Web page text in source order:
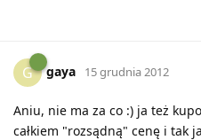
G gaya 15 grudnia 2012
Aniu, nie ma za co :) ja też
całkiem "rozsądną" cenę i tak